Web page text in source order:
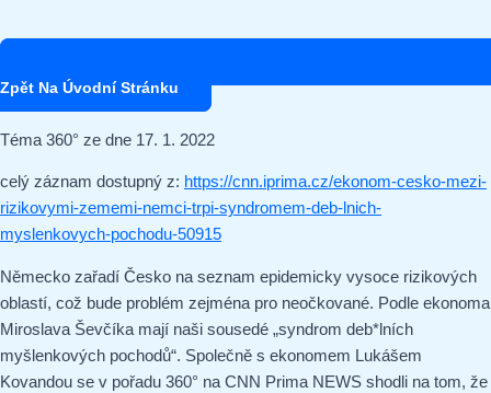
Zpět Na Úvodní Stránku
Téma 360° ze dne 17. 1. 2022
celý záznam dostupný z: https://cnn.iprima.cz/ekonom-cesko-mezi-
rizikovymi-zememi-nemci-trpi-syndromem-deb-lnich-
myslenkovych-pochodu-50915
Německo zařadí Česko na seznam epidemicky vysoce rizikových
oblastí, což bude problém zejména pro neočkované. Podle ekonoma
Miroslava Ševčíka mají naši sousedé „syndrom deb*lních
myšlenkových pochodů“. Společně s ekonomem Lukášem
Kovandou se v pořadu 360° na CNN Prima NEWS shodli na tom, že